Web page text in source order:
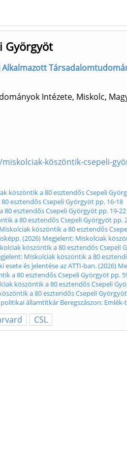
Györgyöt
Intézete, Miskolc,
köszöntik-csepeli-
köszöntik a 80 esztendős Csepeli
esztendős Csepeli Györgyöt pp. 16-18
esztendős Csepeli Györgyöt pp. 19-22
a 80 esztendős Csepeli Györgyöt pp.
köszöntik a 80 esztendős
(2026) Megjelent: Miskolciak
köszöntik a 80 esztendős Csepeli
Miskolciak köszöntik a 80
és jelentése az ATTI-ban. (2026)
a 80 esztendős Csepeli Györgyöt pp.
köszöntik a 80 esztendős Csepeli
a 80 esztendős Csepeli
államtitkár Beregszászon:
CSL